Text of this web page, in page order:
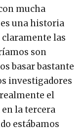
mucha
una historia
las
son
basar bastante
investigadores
el
la tercera
estábamos